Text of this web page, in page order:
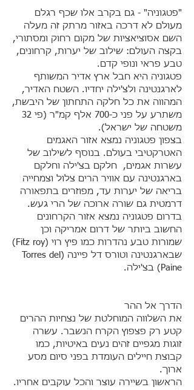
"פטגוניה" - גם בקרב אלו שכף רגלם
מעולם לא דרכה באזור מרתק זה מעלה
השם אסוציאציות של מקום רחוק ומסתורי,
בקצה העולם: שילוב של יערות, קרחונים,
טבע פראי ונופי קדם.
פטגוניה היא חבל ארץ אדיר המשותף
לארגנטינה ולצ'ילה יחדיו. השטח האדיר,
המהווה את כל חלקה התחתון של היבשת,
משתרע על פני כ-700 אלף קמ"ר (פי 32
משטחה של ישראל).
בצפון פטגוניה נמצא אזור האגמים
האטרקטיבי בעולם. בנוסף לשילוב של
עשרות אגמים, חלקם בצ'ילה וחלקם
בארגנטינה עם אוויר הרים צלול וצמחייה
בריאה של יערות עד, מפוזרים בתפאורה
דרמטית גם שורה ארוכה של הרי געש.
בדרום פטגוניה נמצא אזור הקרחונים
החשוב ביותר של דרום אמריקה וכן
שמורות טבע נהדרות כמו פיץ רוי (Fitz roy)
שבארגנטינה וטורס דל פיינה (Torres del
Paine) בצ'ילה.
הדרך אל ההר
את השלווה המוחלטת של נצחיות ההרים
קטע רק פצפוץ הקרח הנשבר. עשרה
זוגות מגפיים זהים נעים באיטיות, כמו
קבוצת חיילים העומדת בפני סיום מסע
ארוך.
הראשון בשיירה עוצר והכל עוקבים אחריו.